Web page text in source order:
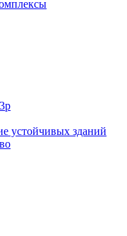
устойчивых зданий